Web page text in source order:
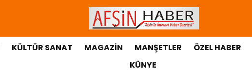
KÜLTÜR SANAT MAGAZİN MANŞETLER ÖZEL HABER
KÜNYE